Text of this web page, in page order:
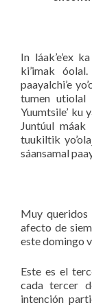
In láak’e’ex
ki’imak
paayalchi’e
tumen utiolal
Yuumtsile’ ku
Juntúul máak
tuukiltik
sáansamal
Muy queridos
afecto de
este domingo
Este es el
cada tercer
intención